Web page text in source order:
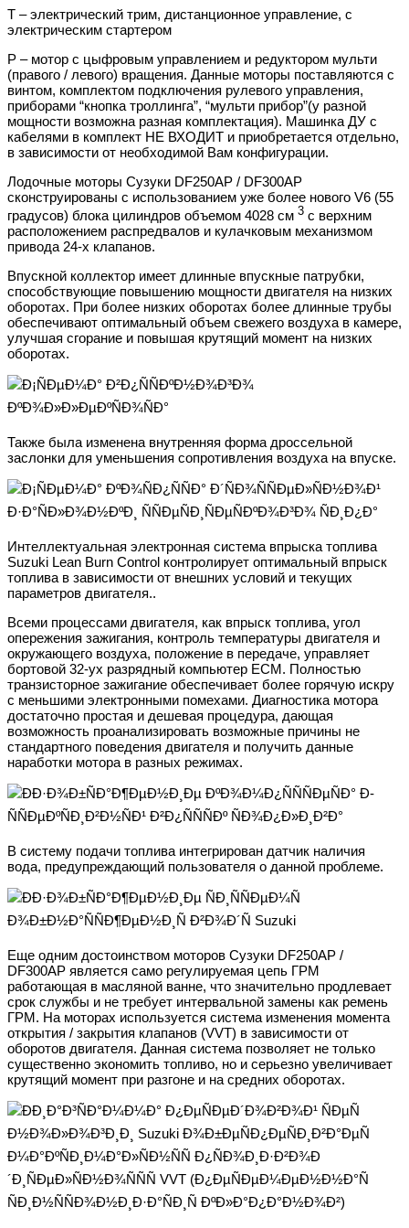
T – электрический трим, дистанционное управление, с
электрическим стартером
P – мотор с цыфровым управлением и редуктором мульти
(правого / левого) вращения. Данные моторы поставляются с
винтом, комплектом подключения рулевого управления,
приборами “кнопка троллинга”, “мульти прибор”(у разной
мощности возможна разная комплектация). Машинка ДУ с
кабелями в комплект НЕ ВХОДИТ и приобретается отдельно,
в зависимости от необходимой Вам конфигурации.
Лодочные моторы Сузуки DF250AP / DF300AP
сконструированы с использованием уже более нового V6 (55
градусов) блока цилиндров объемом 4028 см 3 с верхним
расположением распредвалов и кулачковым механизмом
привода 24-х клапанов.
Впускной коллектор имеет длинные впускные патрубки,
способствующие повышению мощности двигателя на низких
оборотах. При более низких оборотах более длинные трубы
обеспечивают оптимальный объем свежего воздуха в камере,
улучшая сгорание и повышая крутящий момент на низких
оборотах.
Также была изменена внутренняя форма дроссельной
заслонки для уменьшения сопротивления воздуха на впуске.
Интеллектуальная электронная система впрыска топлива
Suzuki Lean Burn Control контролирует оптимальный впрыск
топлива в зависимости от внешних условий и текущих
параметров двигателя..
Всеми процессами двигателя, как впрыск топлива, угол
опережения зажигания, контроль температуры двигателя и
окружающего воздуха, положение в передаче, управляет
бортовой 32-ух разрядный компьютер ЕСМ. Полностью
транзисторное зажигание обеспечивает более горячую искру
с меньшими электронными помехами. Диагностика мотора
достаточно простая и дешевая процедура, дающая
возможность проанализировать возможные причины не
стандартного поведения двигателя и получить данные
наработки мотора в разных режимах.
В систему подачи топлива интегрирован датчик наличия
вода, предупреждающий пользователя о данной проблеме.
Еще одним достоинством моторов Сузуки DF250AP /
DF300AP является само регулируемая цепь ГРМ
работающая в масляной ванне, что значительно продлевает
срок службы и не требует интервальной замены как ремень
ГРМ. На моторах используется система изменения момента
открытия / закрытия клапанов (VVT) в зависимости от
оборотов двигателя. Данная система позволяет не только
существенно экономить топливо, но и серьезно увеличивает
крутящий момент при разгоне и на средних оборотах.